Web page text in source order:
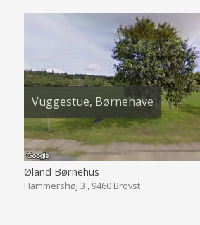
Vuggestue, Børnehave
Øland Børnehus
Hammershøj 3 , 9460 Brovst